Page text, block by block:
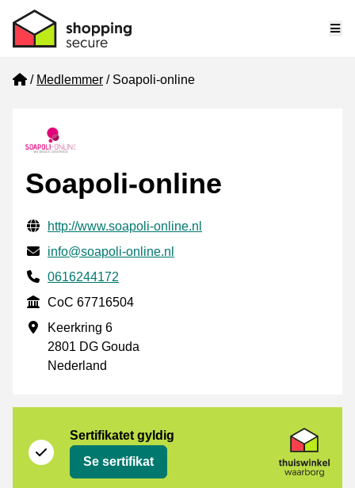
Home
Medlemmer Soapoli-online
Soapoli-online
Verifisert kontaktinformasjon
Website URL
http://www.soapoli-online.nl
E-post
info@soapoli-online.nl
Phone number
0616244172
CoC
CoC 67716504
Forretningsadresse
Keerkring 6
2801 DG Gouda
Nederland
Sertifikatet gyldig
Se sertifikat